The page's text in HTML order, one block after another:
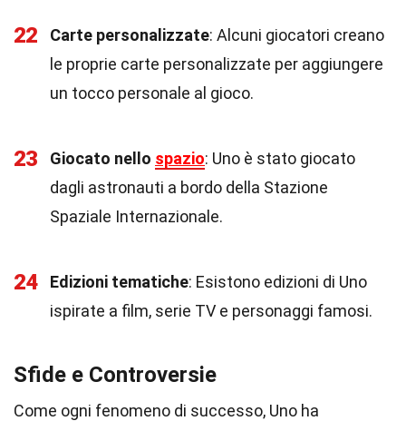
22 Carte personalizzate: Alcuni giocatori creano
le proprie carte personalizzate per aggiungere
un tocco personale al gioco.
23 Giocato nello spazio: Uno è stato giocato
dagli astronauti a bordo della Stazione
Spaziale Internazionale.
24 Edizioni tematiche: Esistono edizioni di Uno
ispirate a film, serie TV e personaggi famosi.
Sfide e Controversie
Come ogni fenomeno di successo, Uno ha